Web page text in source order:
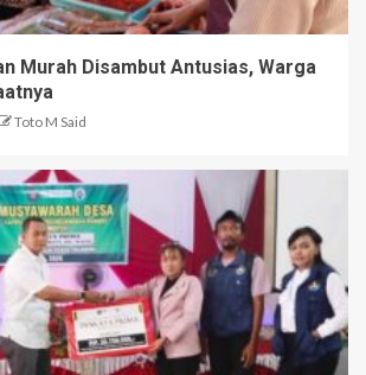
Murah Disambut Antusias, Warga
Toto M Said